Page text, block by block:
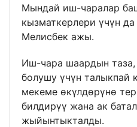
Мындай иш-чаралар
кызматкерлери үчүн да
Мелисбек ажы.
Иш-чара шаардын
болушу үчүн талыкпай
мекеме өкүлдөрүнө
билдирүү жана ак
жыйынтыкталды.